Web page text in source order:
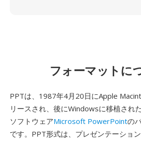
フォーマットに
PPTは、1987年4月20日にApple
リースされ、後にWindowsに移植され
ソフトウェアMicrosoft PowerPointの
です。PPT形式は、プレゼンテーショ